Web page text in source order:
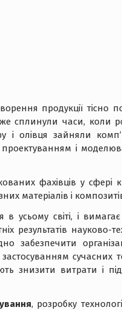
продукції тісно
сплинули часи, коли
олівця зайняли
і
фахівців у сфері
матеріалів і
в усьому світі, і
результатів
забезпечити
застосуванням
знизити витрати і
, розробку